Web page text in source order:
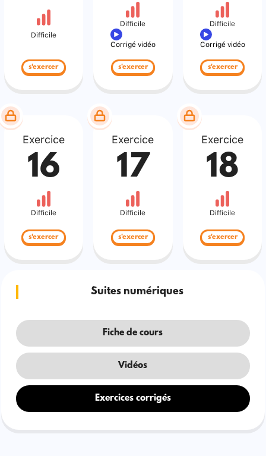
Difficile
s'exercer
Difficile
Corrigé vidéo
s'exercer
Difficile
Corrigé vidéo
s'exercer
Exercice
16
Difficile
s'exercer
Exercice
17
Difficile
s'exercer
Exercice
18
Difficile
s'exercer
Suites numériques
Fiche de cours
Vidéos
Exercices corrigés